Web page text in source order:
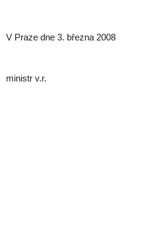
V Praze dne 3. března 2008
ministr v.r.